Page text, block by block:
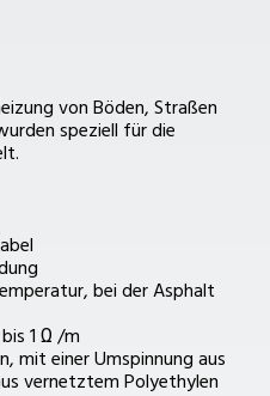
von Böden, Straßen
speziell für die
bei der Asphalt
1 Ω /m
mit einer Umspinnung aus
vernetztem Polyethylen